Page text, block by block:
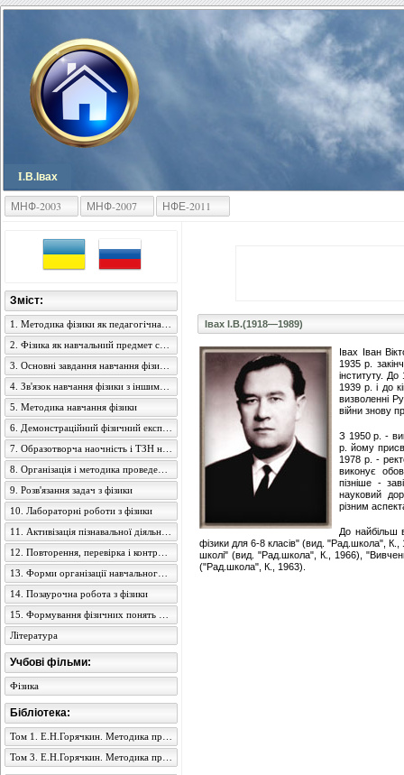
I.В.Івах
МНФ-2003 МНФ-2007 НФЕ-2011
Івах І.В.(1918—1989)
Івах Іван
1935 р.
інституту.
1939 р. і до
визволенні
війни знову
З 1950 р. -
р. йому
1978 р. -
виконує
пізніше -
науковий
різним
До найбільш
фізики для 6-8 класів" (вид. "Рад.школа",
школі" (вид. "Рад.школа", К., 1966),
("Рад.школа", К., 1963).
Зміст:
5. Методика навчання фізики
9. Розв'язання задач з фізики
10. Лабораторні роботи з фізики
14. Позаурочна робота з фізики
Література
Учбові фільми:
Фізика
Бібліотека: